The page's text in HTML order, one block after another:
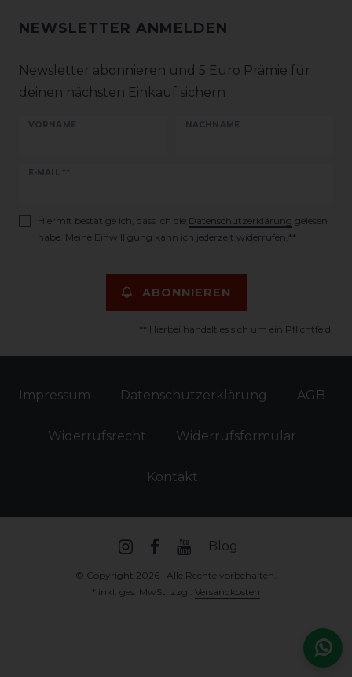
NEWSLETTER ANMELDEN
Newsletter abonnieren und 5 Euro Prämie für
deinen nächsten Einkauf sichern
VORNAME NACHNAME
E-MAIL **
Newsletter
Hiermit bestätige ich, dass ich die Daten­schutz­erklärung gelesen
habe. Meine Einwilligung kann ich jederzeit widerrufen.**
ABONNIEREN
** Hierbei handelt es sich um ein Pflichtfeld.
Impressum Daten­schutz­erklärung AGB
Widerrufs­recht Widerrufs­formular
Kontakt
Blog
© Copyright 2026 | Alle Rechte vorbehalten.
* inkl. ges. MwSt. zzgl. Versandkosten